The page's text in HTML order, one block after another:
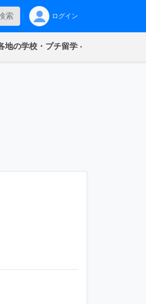
索 ログイン
地の学校・プチ留学(current)